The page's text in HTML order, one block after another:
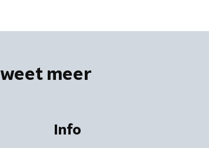
weet meer
Info